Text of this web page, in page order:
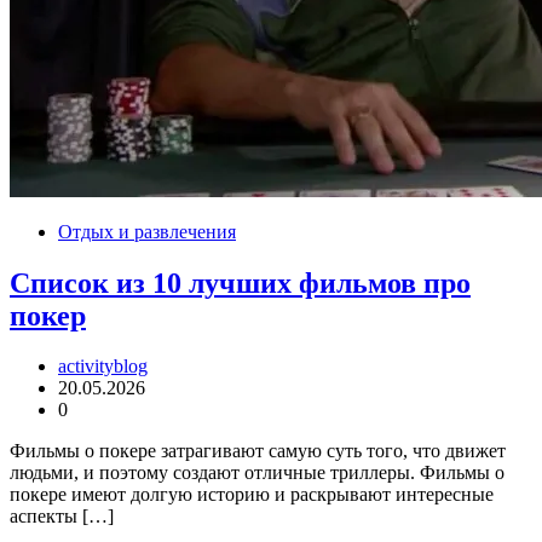
Отдых и развлечения
Список из 10 лучших фильмов про
покер
activityblog
20.05.2026
0
Фильмы о покере затрагивают самую суть того, что движет
людьми, и поэтому создают отличные триллеры. Фильмы о
покере имеют долгую историю и раскрывают интересные
аспекты […]